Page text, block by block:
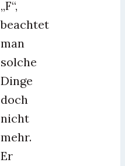
„F“,
beachtet
man
solche
Dinge
doch
nicht
mehr.
Er